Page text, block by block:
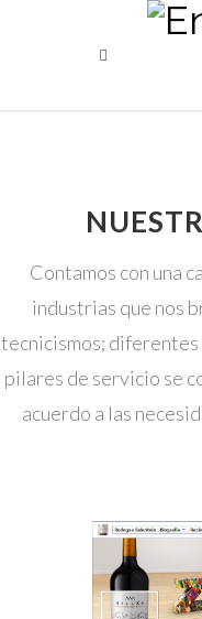
Contamos con una
industrias que nos
tecnicismos;
pilares de servicio se
acuerdo a las